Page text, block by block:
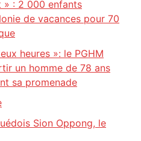
» : 2 000 enfants
de vacances pour 70
heures »: le PGHM
un homme de 78 ans
sa promenade
Sion Oppong, le